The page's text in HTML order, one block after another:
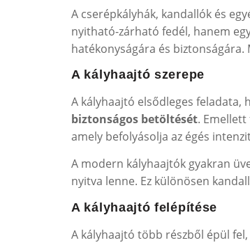
A cserépkályhák, kandallók és
nyitható-zárható fedél, hanem
hatékonyságára és
A kályhaajtó szerepe
A kályhaajtó elsődleges feladata,
biztonságos betöltését. Emellett
amely befolyásolja az égés
A modern kályhaajtók gyakran
nyitva lenne. Ez különösen
A kályhaajtó felépítése
A kályhaajtó több részből épül